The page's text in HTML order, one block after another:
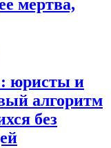
мертва,
юристы и
алгоритм
без